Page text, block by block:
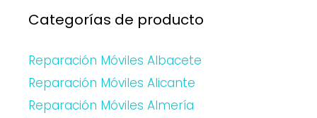
Categorías de producto
Reparación Móviles Albacete
Reparación Móviles Alicante
Reparación Móviles Almería